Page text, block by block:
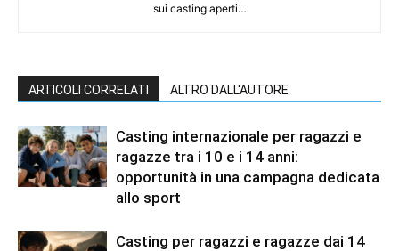
sui casting aperti…
ARTICOLI CORRELATI ALTRO DALL'AUTORE
Casting internazionale per ragazzi e
ragazze tra i 10 e i 14 anni:
opportunità in una campagna dedicata
allo sport
Casting per ragazzi e ragazze dai 14